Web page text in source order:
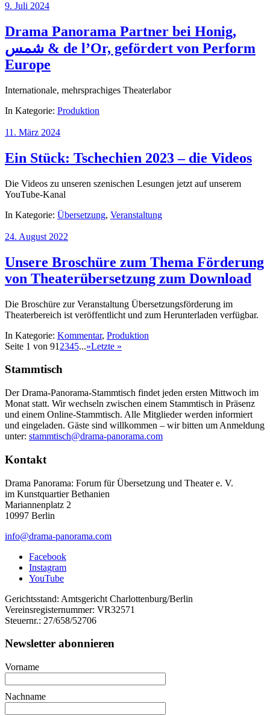
9. Juli 2024
Drama Panorama Partner bei Honig,
شمس & de l’Or, gefördert von Perform
Europe
Internationale, mehrsprachiges Theaterlabor
In Kategorie: Produktion
11. März 2024
Ein Stück: Tschechien 2023 – die Videos
Die Videos zu unseren szenischen Lesungen jetzt auf unserem
YouTube-Kanal
In Kategorie: Übersetzung, Veranstaltung
24. August 2022
Unsere Broschüre zum Thema Förderung
von Theaterübersetzung zum Download
Die Broschüre zur Veranstaltung Übersetzungsförderung im
Theaterbereich ist veröffentlicht und zum Herunterladen verfügbar.
In Kategorie: Kommentar, Produktion
Seite 1 von 91 2345...»Letzte »
Stammtisch
Der Drama-Panorama-Stammtisch findet jeden ersten Mittwoch im
Monat statt. Wir wechseln zwischen einem Stammtisch in Präsenz
und einem Online-Stammtisch. Alle Mitglieder werden informiert
und eingeladen. Gäste sind willkommen – wir bitten um Anmeldung
unter: stammtisch@drama-panorama.com
Kontakt
Drama Panorama: Forum für Übersetzung und Theater e. V.
im Kunstquartier Bethanien
Mariannenplatz 2
10997 Berlin
info@drama-panorama.com
Facebook
Instagram
YouTube
Gerichtsstand: Amtsgericht Charlottenburg/Berlin
Vereinsregisternummer: VR32571
Steuernr.: 27/658/52706
Newsletter abonnieren
Vorname
Nachname